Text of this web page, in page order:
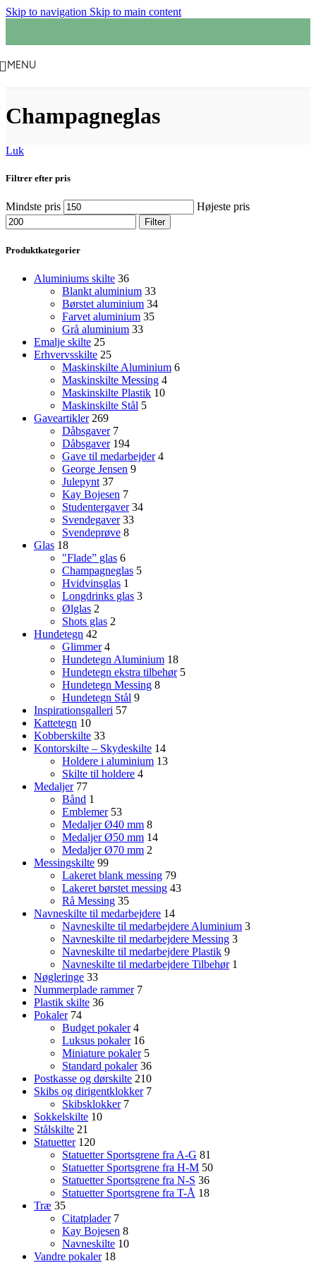
Skip to navigation Skip to main content
MENU
Champagneglas
Luk
Filtrer efter pris
Mindste pris Højeste pris
Filter
Produktkategorier
Aluminiums skilte 36
Blankt aluminium 33
Børstet aluminium 34
Farvet aluminium 35
Grå aluminium 33
Emalje skilte 25
Erhvervsskilte 25
Maskinskilte Aluminium 6
Maskinskilte Messing 4
Maskinskilte Plastik 10
Maskinskilte Stål 5
Gaveartikler 269
Dåbsgaver 7
Dåbsgaver 194
Gave til medarbejder 4
George Jensen 9
Julepynt 37
Kay Bojesen 7
Studentergaver 34
Svendegaver 33
Svendeprøve 8
Glas 18
"Flade” glas 6
Champagneglas 5
Hvidvinsglas 1
Longdrinks glas 3
Ølglas 2
Shots glas 2
Hundetegn 42
Glimmer 4
Hundetegn Aluminium 18
Hundetegn ekstra tilbehør 5
Hundetegn Messing 8
Hundetegn Stål 9
Inspirationsgalleri 57
Kattetegn 10
Kobberskilte 33
Kontorskilte – Skydeskilte 14
Holdere i aluminium 13
Skilte til holdere 4
Medaljer 77
Bånd 1
Emblemer 53
Medaljer Ø40 mm 8
Medaljer Ø50 mm 14
Medaljer Ø70 mm 2
Messingskilte 99
Lakeret blank messing 79
Lakeret børstet messing 43
Rå Messing 35
Navneskilte til medarbejdere 14
Navneskilte til medarbejdere Aluminium 3
Navneskilte til medarbejdere Messing 3
Navneskilte til medarbejdere Plastik 9
Navneskilte til medarbejdere Tilbehør 1
Nøgleringe 33
Nummerplade rammer 7
Plastik skilte 36
Pokaler 74
Budget pokaler 4
Luksus pokaler 16
Miniature pokaler 5
Standard pokaler 36
Postkasse og dørskilte 210
Skibs og dirigentklokker 7
Skibsklokker 7
Sokkelskilte 10
Stålskilte 21
Statuetter 120
Statuetter Sportsgrene fra A-G 81
Statuetter Sportsgrene fra H-M 50
Statuetter Sportsgrene fra N-S 36
Statuetter Sportsgrene fra T-Å 18
Træ 35
Citatplader 7
Kay Bojesen 8
Navneskilte 10
Vandre pokaler 18